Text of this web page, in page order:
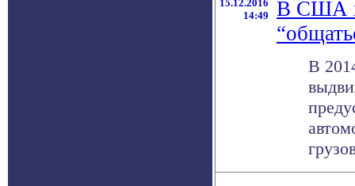
15.12.2016
14:49
В США
В